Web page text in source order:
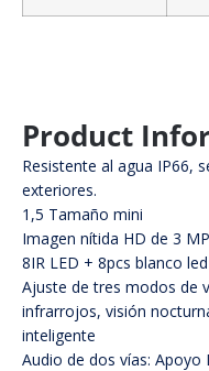
Product
Resistente al agua IP66,
exteriores.
1,5 Tamaño mini
Imagen nítida HD de 3
8IR LED + 8pcs blanco
Ajuste de tres modos de
infrarrojos, visión
inteligente
Audio de dos vías: Apoyo